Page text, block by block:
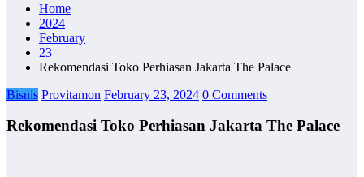
Home
2024
February
23
Rekomendasi Toko Perhiasan Jakarta The Palace
Bisnis Provitamon February 23, 2024 0 Comments
Rekomendasi Toko Perhiasan Jakarta The Palace